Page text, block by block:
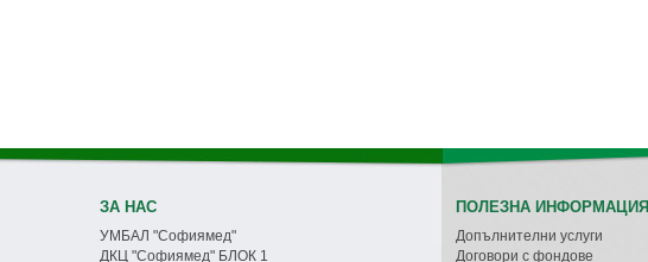
ЗА НАС
УМБАЛ "Софиямед"
ДКЦ "Софиямед" БЛОК 1
ПОЛЕЗНА ИНФОРМАЦИЯ
Допълнителни услуги
Договори с фондове